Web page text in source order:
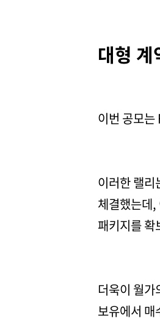
대형
이번 공모
이러한 랠리
체결했는데
패키지를 확
더욱이 월
보유에서